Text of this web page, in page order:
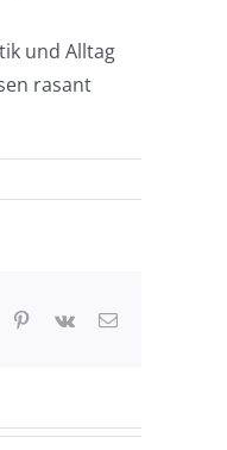
und Alltag
rasant
Pinterest
Vk
E-